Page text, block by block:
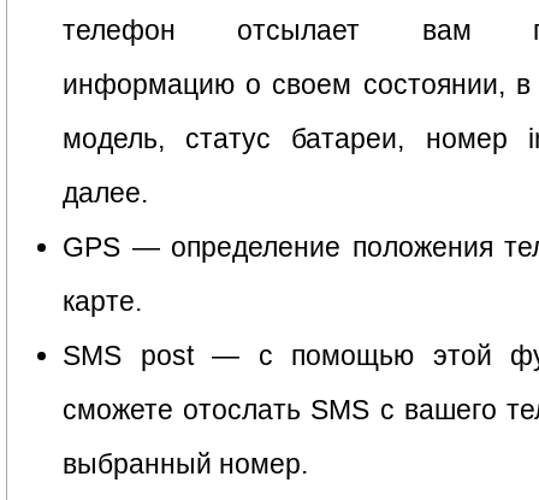
телефон отсылает вам
информацию о своем состоянии, в
модель, статус батареи, номер
далее.
GPS — определение положения
карте.
SMS post — с помощью этой
сможете отослать SMS с вашего
выбранный номер.